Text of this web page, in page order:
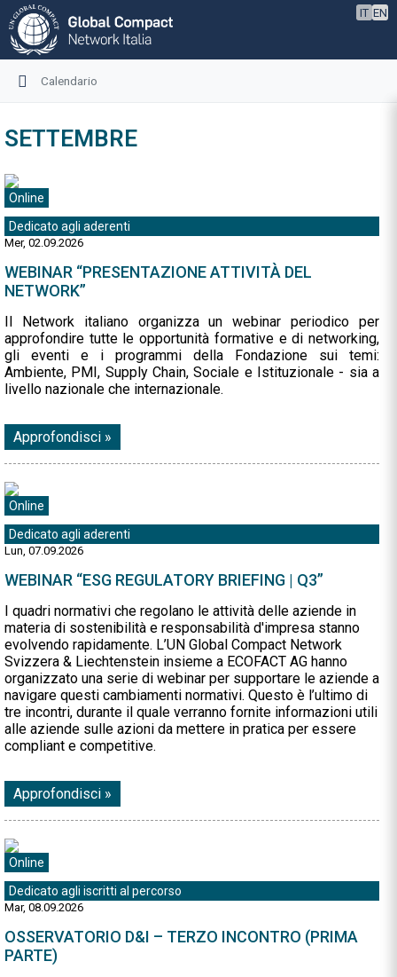
IT EN
Calendario
SETTEMBRE
Mer, 02.09.2026
WEBINAR “PRESENTAZIONE ATTIVITÀ DEL
NETWORK”
Il Network italiano organizza un webinar periodico per
approfondire tutte le opportunità formative e di networking,
gli eventi e i programmi della Fondazione sui temi:
Ambiente, PMI, Supply Chain, Sociale e Istituzionale - sia a
livello nazionale che internazionale.
Approfondisci »
Online
Dedicato agli aderenti
Lun, 07.09.2026
WEBINAR “ESG REGULATORY BRIEFING | Q3”
I quadri normativi che regolano le attività delle aziende in
materia di sostenibilità e responsabilità d'impresa stanno
evolvendo rapidamente. L’UN Global Compact Network
Svizzera & Liechtenstein insieme a ECOFACT AG hanno
organizzato una serie di webinar per supportare le aziende a
navigare questi cambiamenti normativi. Questo è l’ultimo di
tre incontri, durante il quale verranno fornite informazioni utili
alle aziende sulle azioni da mettere in pratica per essere
compliant e competitive.
Approfondisci »
Online
Dedicato agli aderenti
Mar, 08.09.2026
OSSERVATORIO D&I – TERZO INCONTRO (PRIMA
PARTE)
Online
Dedicato agli iscritti al percorso